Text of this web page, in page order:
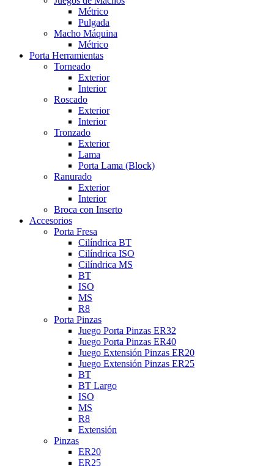
Métrico
Pulgada
Macho Máquina
Métrico
Porta Herramientas
Torneado
Exterior
Interior
Roscado
Exterior
Interior
Tronzado
Exterior
Lama
Porta Lama (Block)
Ranurado
Exterior
Interior
Broca con Inserto
Accesorios
Porta Fresa
Cilíndrica BT
Cilíndrica ISO
Cilíndrica MS
BT
ISO
MS
R8
Porta Pinzas
Juego Porta Pinzas ER32
Juego Porta Pinzas ER40
Juego Extensión Pinzas ER20
Juego Extensión Pinzas ER25
BT
BT Largo
ISO
MS
R8
Extensión
Pinzas
ER20
ER25